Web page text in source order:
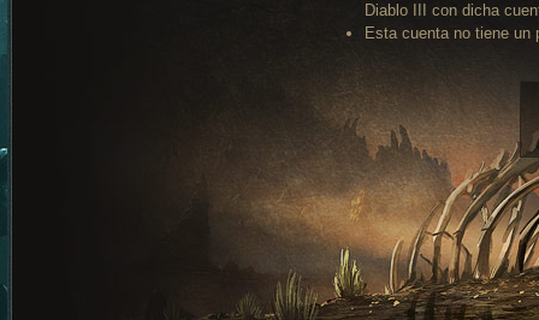
Diablo III con dicha
Esta cuenta no tiene un